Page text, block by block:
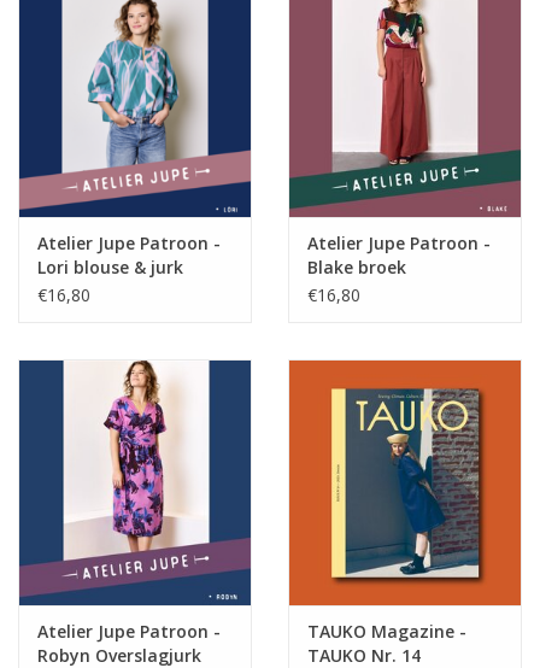
Atelier Jupe Patroon -
Lori blouse & jurk
€16,80
Atelier Jupe Patroon -
Blake broek
€16,80
Atelier Jupe Patroon -
Robyn Overslagjurk
TAUKO Magazine -
TAUKO Nr. 14